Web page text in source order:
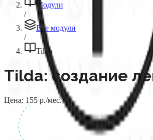
Модули
/
Все модули
/
Tilda
Tilda: создание
Цена: 155 р./мес.